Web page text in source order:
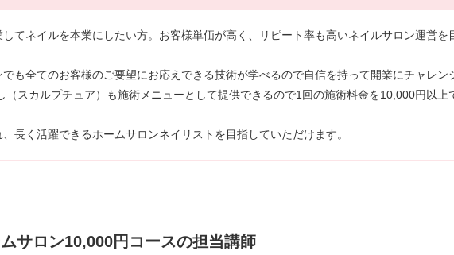
てネイルを本業にしたい方。お客様単価が高く、リピート率も高いネイルサロン運営を
も全てのお客様のご要望にお応えできる技術が学べるので自信を持って開業にチャレン
（スカルプチュア）も施術メニューとして提供できるので1回の施術料金を10,000円以
長く活躍できるホームサロンネイリストを目指していただけます。
サロン10,000円コースの担当講師